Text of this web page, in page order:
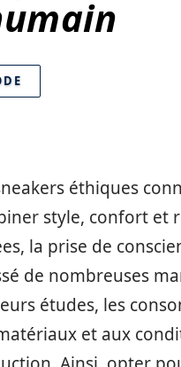
éthiques
style, confort et
la prise de
de nombreuses
études, les
et aux